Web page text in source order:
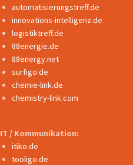
automatisierungstreff.de
innovations-intelligenz.de
logistiktreff.de
88energie.de
88energy.net
surfigo.de
chemie-link.de
chemistry-link.com
IT / Kommunikation:
itiko.de
tooligo.de